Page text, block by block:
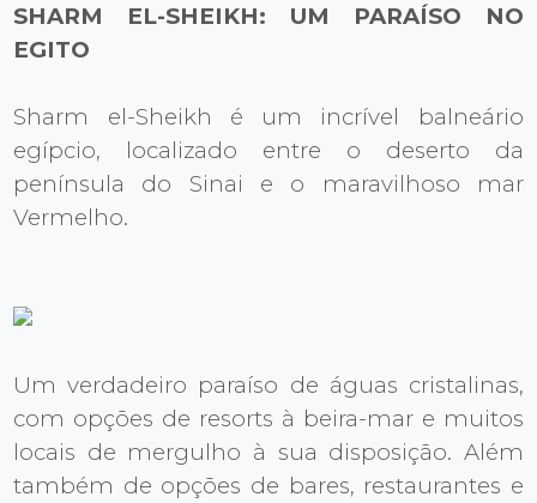
SHARM EL-SHEIKH: UM PARAÍSO NO
EGITO
Sharm el-Sheikh é um incrível balneário
egípcio, localizado entre o deserto da
península do Sinai e o maravilhoso mar
Vermelho.
Um verdadeiro paraíso de águas cristalinas,
com opções de resorts à beira-mar e muitos
locais de mergulho à sua disposição. Além
também de opções de bares, restaurantes e